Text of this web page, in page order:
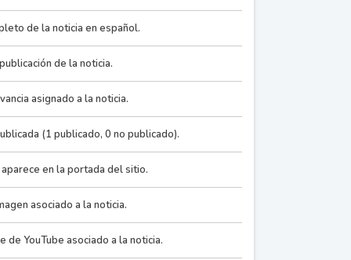
la Ciudad vuelve
entre otros,
para bailar al
también podrán
Anfiteatro de
el Tango estará
y el Folklore
_x000D_\nHay
Consultá la
de la noticia en español.
de la noticia.
asignado a la noticia.
(1 publicado, 0 no publicado).
en la portada del sitio.
asociado a la noticia.
de YouTube asociado a la noticia.